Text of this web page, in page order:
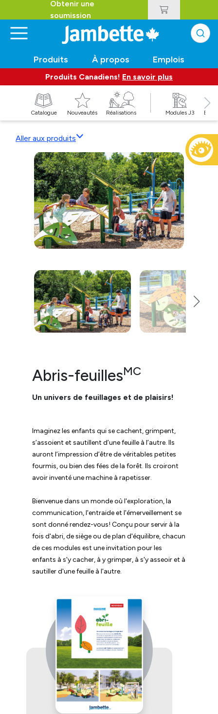
Obtenir une
soumission
Produits À propos Emplois
Produits Canadiens! En savoir plus
Catalogue Nouveautés Réalisations Modules J3
Aller aux produits
Abris-feuillesMC
Un univers de feuillages et de plaisirs!
Imaginez les enfants qui se cachent, grimpent,
s’assoient et sautillent d’une feuille à l’autre. Ils
auront l’impression d’être de véritables petites
fourmis, ou bien des fées de la forêt. Ils croiront
avoir inventé une machine à rapetisser.
Bienvenue dans un monde où l'exploration, la
communication, l'entraide et l'émerveillement se
sont donné rendez-vous! Conçu pour servir à la
fois d'abri, de siège ou de plan d'équilibre, chacun
de ces modules est une invitation pour les
enfants à s'y cacher, à y grimper, à s'y asseoir et à
sautiller d'une feuille à l'autre.